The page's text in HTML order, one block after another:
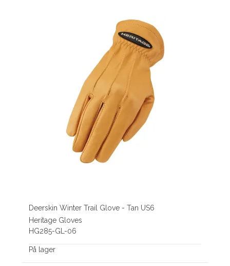
Deerskin Winter Trail Glove - Tan US6
Heritage Gloves
HG285-GL-06
På lager